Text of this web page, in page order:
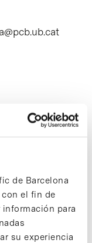
de Barcelona
el fin de
para
su experiencia